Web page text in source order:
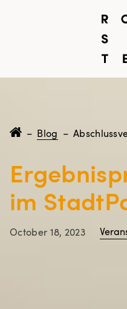
– Blog –
im
October 18, 2023